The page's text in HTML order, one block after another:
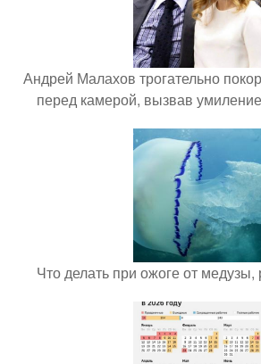
Андрей Малахов трогательно
перед камерой, вызвав
Что делать при ожоге от медузы,